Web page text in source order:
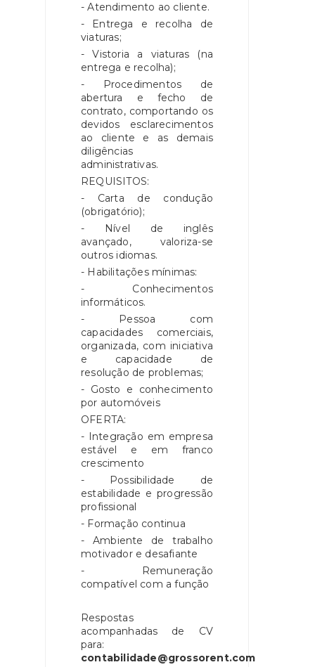
- Atendimento ao cliente.
- Entrega e recolha de
viaturas;
- Vistoria a viaturas (na
entrega e recolha);
- Procedimentos de
abertura e fecho de
contrato, comportando os
devidos esclarecimentos
ao cliente e as demais
diligências
administrativas.
REQUISITOS:
- Carta de condução
(obrigatório);
- Nível de inglês
avançado, valoriza-se
outros idiomas.
- Habilitações mínimas:
- Conhecimentos
informáticos.
- Pessoa com
capacidades comerciais,
organizada, com iniciativa
e capacidade de
resolução de problemas;
- Gosto e conhecimento
por automóveis
OFERTA:
- Integração em empresa
estável e em franco
crescimento
- Possibilidade de
estabilidade e progressão
profissional
- Formação continua
- Ambiente de trabalho
motivador e desafiante
- Remuneração
compatível com a função
Respostas
acompanhadas de CV
para:
contabilidade@grossorent.com